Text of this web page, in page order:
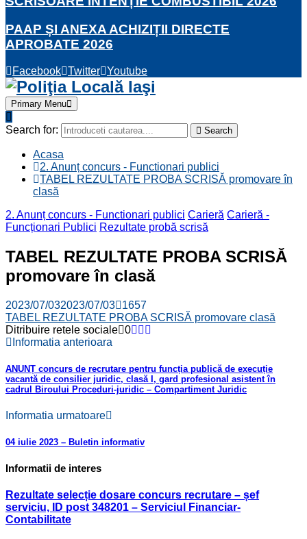
PAAP ȘI ANEXA ACHIZIȚII DIRECTE
APROBATE 2026
Facebook Twitter Youtube
Primary Menu
Search for: Search
Acasa
2. Anunț concurs - Functionari publici
TABEL REZULTATE PROBA SCRISĂ promovare în
clasă
2. Anunț concurs - Functionari publici Carieră Carieră -
Funcționari Publici Rezultate probă scrisă
TABEL REZULTATE PROBA SCRISĂ
promovare în clasă
2023/07/032023/07/03
1657
TABEL REZULTATE PROBA SCRISĂ promovare clasă
Ditribuire retele sociale 0
Informatia anterioara
ANUNȚ concurs de recrutare pentru funcția publică de execuție
vacantă de consilier juridic, clasă I, gard profesional asistent în
cadrul Biroului Proceduri-juridic – Compartiment Juridic
Informatia urmatoare
04 iulie 2023 – Buletin informativ
Informatii de interes
Rezultate selecție dosare concurs recrutare – șef
serviciu, ID post 348201 – Serviciul Financiar-
Contabilitate